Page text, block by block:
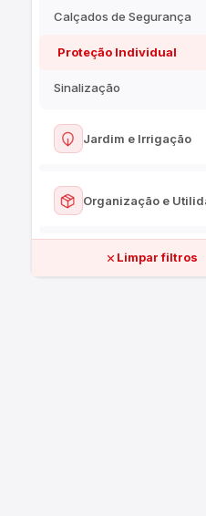
Calçados de Segurança
Proteção Individual
Sinalização
Jardim e Irrigação
Ver todos
Telas e Cercas
Organização e
Limpar filtros